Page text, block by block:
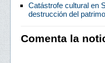
Catástrofe cultural en
destrucción del
Comenta la